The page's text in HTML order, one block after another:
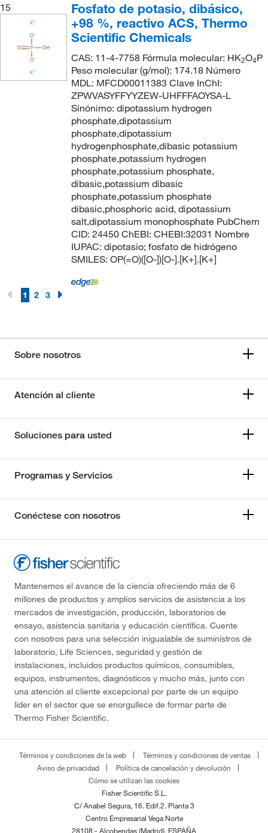
15
Fosfato de potasio, dibásico,
+98 %, reactivo ACS, Thermo
Scientific Chemicals
CAS: 11-4-7758 Fórmula molecular: HK2O4P
Peso molecular (g/mol): 174.18 Número
MDL: MFCD00011383 Clave InChI:
ZPWVASYFFYYZEW-UHFFFAOYSA-L
Sinónimo: dipotassium hydrogen
phosphate,dipotassium
phosphate,dipotassium
hydrogenphosphate,dibasic potassium
phosphate,potassium hydrogen
phosphate,potassium phosphate,
dibasic,potassium dibasic
phosphate,potassium phosphate
dibasic,phosphoric acid, dipotassium
salt,dipotassium monophosphate PubChem
CID: 24450 ChEBI: CHEBI:32031 Nombre
IUPAC: dipotasio; fosfato de hidrógeno
SMILES: OP(=O)([O-])[O-].[K+].[K+]
1 2 3
Sobre nosotros
Atención al cliente
Soluciones para usted
Programas y Servicios
Conéctese con nosotros
Mantenemos el avance de la ciencia ofreciendo más de 6
millones de productos y amplios servicios de asistencia a los
mercados de investigación, producción, laboratorios de
ensayo, asistencia sanitaria y educación científica. Cuente
con nosotros para una selección inigualable de suministros de
laboratorio, Life Sciences, seguridad y gestión de
instalaciones, incluidos productos químicos, consumibles,
equipos, instrumentos, diagnósticos y mucho más, junto con
una atención al cliente excepcional por parte de un equipo
líder en el sector que se enorgullece de formar parte de
Thermo Fisher Scientific.
Términos y condiciones de la web
Términos y condiciones de ventas
Aviso de privacidad
Política de cancelación y devolución
Cómo se utilizan las cookies
Fisher Scientific S.L.
C/ Anabel Segura, 16. Edif.2. Planta 3
Centro Empresarial Vega Norte
28108 - Alcobendas (Madrid), ESPAÑA